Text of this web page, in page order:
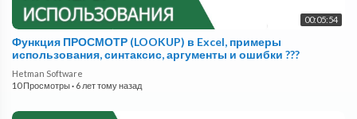
00:05:54
Функция ПРОСМОТР (LOOKUP) в Excel, примеры
использования, синтаксис, аргументы и ошибки ???
Hetman Software
10 Просмотры· 6 лет тому назад